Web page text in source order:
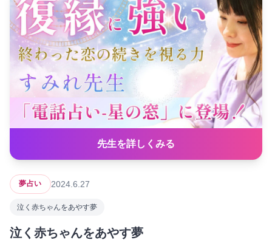
先生を詳しくみる
夢占い 2024.6.27
泣く赤ちゃんをあやす夢
泣く赤ちゃんをあやす夢